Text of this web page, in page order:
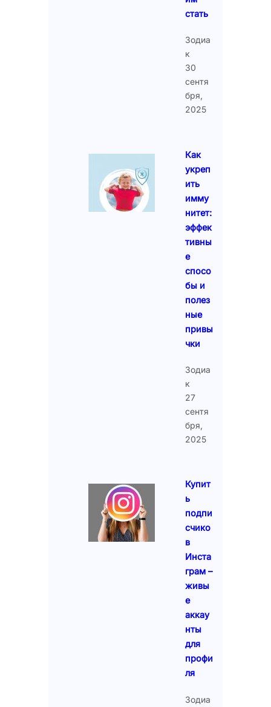
стать
Зодиа
к
30
сентя
бря,
2025
Как
укреп
ить
имму
нитет:
эффек
тивны
е
спосо
бы и
полез
ные
привы
чки
Зодиа
к
27
сентя
бря,
2025
Купит
ь
подпи
счико
в
Инста
грам –
живы
е
аккау
нты
для
профи
ля
Зодиа